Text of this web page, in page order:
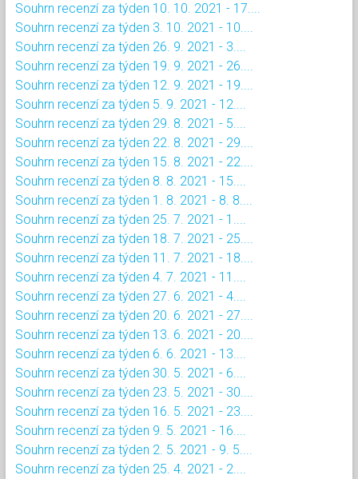
Souhrn recenzí za týden 10. 10. 2021 - 17....
Souhrn recenzí za týden 3. 10. 2021 - 10....
Souhrn recenzí za týden 26. 9. 2021 - 3....
Souhrn recenzí za týden 19. 9. 2021 - 26....
Souhrn recenzí za týden 12. 9. 2021 - 19....
Souhrn recenzí za týden 5. 9. 2021 - 12....
Souhrn recenzí za týden 29. 8. 2021 - 5....
Souhrn recenzí za týden 22. 8. 2021 - 29....
Souhrn recenzí za týden 15. 8. 2021 - 22....
Souhrn recenzí za týden 8. 8. 2021 - 15....
Souhrn recenzí za týden 1. 8. 2021 - 8. 8....
Souhrn recenzí za týden 25. 7. 2021 - 1....
Souhrn recenzí za týden 18. 7. 2021 - 25....
Souhrn recenzí za týden 11. 7. 2021 - 18....
Souhrn recenzí za týden 4. 7. 2021 - 11....
Souhrn recenzí za týden 27. 6. 2021 - 4....
Souhrn recenzí za týden 20. 6. 2021 - 27....
Souhrn recenzí za týden 13. 6. 2021 - 20....
Souhrn recenzí za týden 6. 6. 2021 - 13....
Souhrn recenzí za týden 30. 5. 2021 - 6....
Souhrn recenzí za týden 23. 5. 2021 - 30....
Souhrn recenzí za týden 16. 5. 2021 - 23....
Souhrn recenzí za týden 9. 5. 2021 - 16....
Souhrn recenzí za týden 2. 5. 2021 - 9. 5....
Souhrn recenzí za týden 25. 4. 2021 - 2....